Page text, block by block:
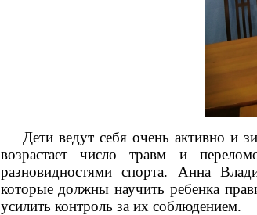
Дети ведут себя очень активно и
возрастает число травм и
разновидностями спорта. Анна
которые должны научить ребенка
усилить контроль за их соблюдением.